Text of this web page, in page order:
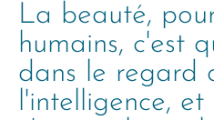
La beauté,
humains, c'est
dans le regard
l'intelligence, et